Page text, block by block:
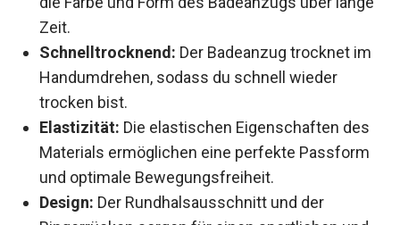
bewahrt die Farbe und Form des Badeanzugs
über lange Zeit.
Schnelltrocknend: Der Badeanzug trocknet
im Handumdrehen, sodass du schnell wieder
trocken bist.
Elastizität: Die elastischen Eigenschaften
des Materials ermöglichen eine perfekte
Passform und optimale Bewegungsfreiheit.
Design: Der Rundhalsausschnitt und der